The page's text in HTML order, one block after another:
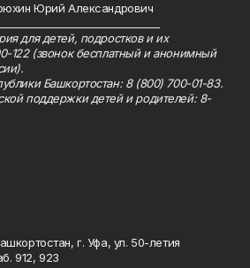
Юрий Александрович
для детей, подростков и их
122 (звонок бесплатный и анонимный
Башкортостан: 8 (800) 700-01-83.
поддержки детей и родителей: 8-
г. Уфа, ул. 50-летия
912, 923